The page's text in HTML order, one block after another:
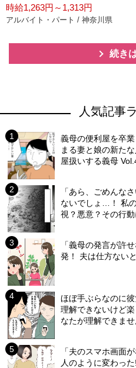
時給1,263円～1,313円
アルバイト・パート / 神奈川県
続き
人気記事
義母の便利屋を卒
まる妻と娘の新た
屋扱いする義母
「あら、ごめんな
ないでしょ…！ 私
視？悪意？その行
「義母の発言が許
発！ 夫は仕方ない
ほぼ手ぶらなのに
理解できないけど
なたが理解できませ
「夫のスマホ画面
人のように変わっ